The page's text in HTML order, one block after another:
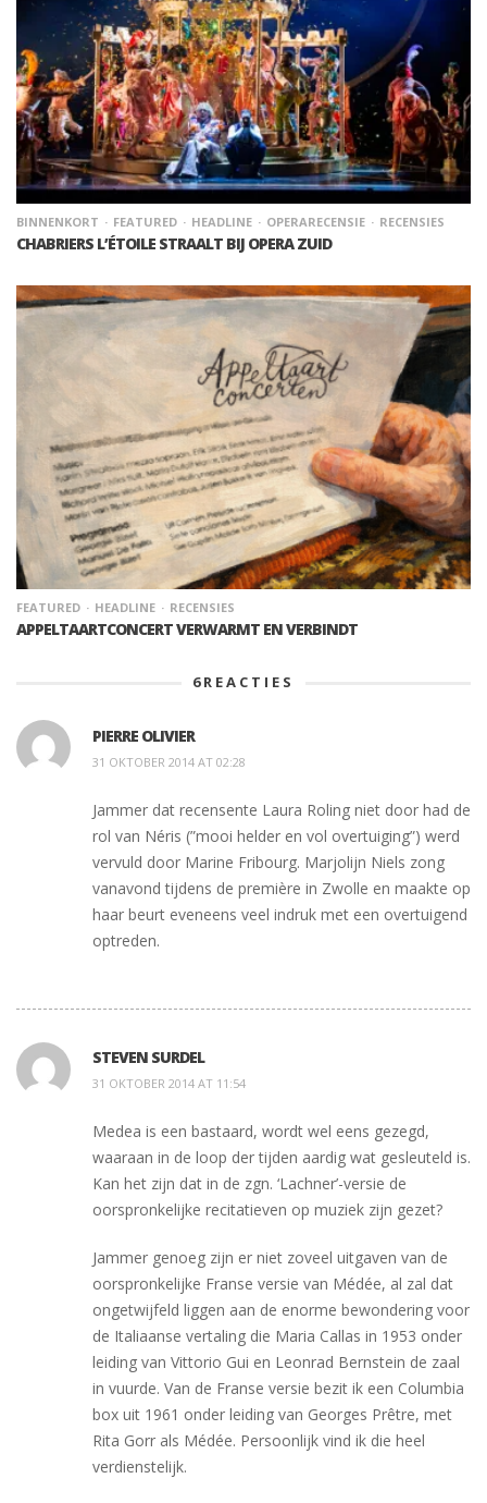
BINNENKORT FEATURED HEADLINE OPERARECENSIE RECENSIES
CHABRIERS L’ÉTOILE STRAALT BIJ OPERA ZUID
FEATURED HEADLINE RECENSIES
APPELTAARTCONCERT VERWARMT EN VERBINDT
6REACTIES
PIERRE OLIVIER
31 OKTOBER 2014 AT 02:28
Jammer dat recensente Laura Roling niet door had de
rol van Néris (”mooi helder en vol overtuiging”) werd
vervuld door Marine Fribourg. Marjolijn Niels zong
vanavond tijdens de première in Zwolle en maakte op
haar beurt eveneens veel indruk met een overtuigend
optreden.
STEVEN SURDEL
31 OKTOBER 2014 AT 11:54
Medea is een bastaard, wordt wel eens gezegd,
waaraan in de loop der tijden aardig wat gesleuteld is.
Kan het zijn dat in de zgn. ‘Lachner’-versie de
oorspronkelijke recitatieven op muziek zijn gezet?
Jammer genoeg zijn er niet zoveel uitgaven van de
oorspronkelijke Franse versie van Médée, al zal dat
ongetwijfeld liggen aan de enorme bewondering voor
de Italiaanse vertaling die Maria Callas in 1953 onder
leiding van Vittorio Gui en Leonrad Bernstein de zaal
in vuurde. Van de Franse versie bezit ik een Columbia
box uit 1961 onder leiding van Georges Prêtre, met
Rita Gorr als Médée. Persoonlijk vind ik die heel
verdienstelijk.